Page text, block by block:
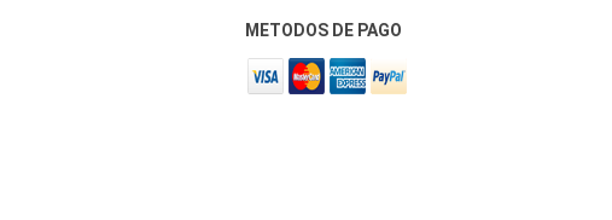
METODOS DE PAGO